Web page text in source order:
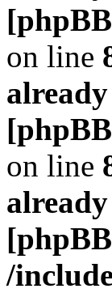
on line
on line
/